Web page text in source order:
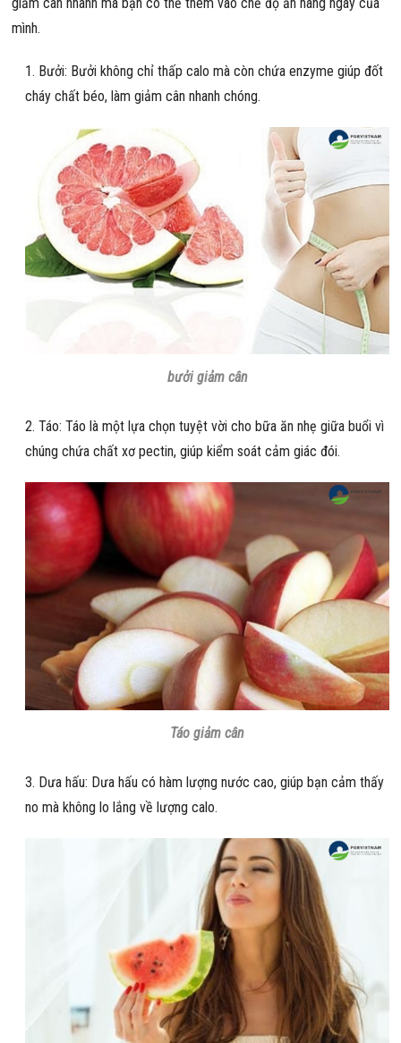
mình.
Bưởi: Bưởi không chỉ thấp calo mà còn chứa enzyme giúp đốt
cháy chất béo, làm giảm cân nhanh chóng.
bưởi giảm cân
Táo: Táo là một lựa chọn tuyệt vời cho bữa ăn nhẹ giữa buổi vì
chúng chứa chất xơ pectin, giúp kiểm soát cảm giác đói.
Táo giảm cân
Dưa hấu: Dưa hấu có hàm lượng nước cao, giúp bạn cảm thấy
no mà không lo lắng về lượng calo.